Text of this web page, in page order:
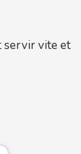
servir vite et